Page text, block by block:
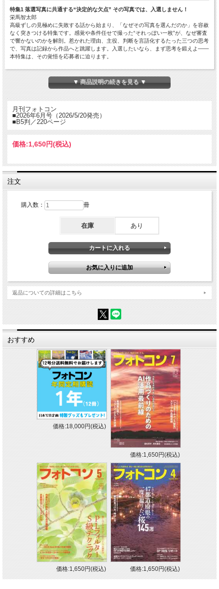
特集1 落選写真に共通する“決定的な欠点” その写真では、入選しません！
栄馬智太郎
高級ずしの見極めに失敗する話から始まり、「なぜその写真を選んだのか」を容赦
なく突きつける特集です。感覚や条件任せで撮った“それっぽい一枚”が、なぜ審査
で響かないのかを解剖。惹かれた理由、主役、判断を言語化するたった三つの思考
で、写真は記録から作品へと跳躍します。入選したいなら、まず思考を鍛えよ――
本特集は、その覚悟を応募者に迫ります。
特集2 写真家が教えるユウウツな季節の楽しみ方 雨の日撮影は準備が９割!
吉森信哉
出歩くだけで疲れるし、普段どおりの動きもしづらい……。そんな理由から、雨の
日の撮影を避けていませんか? しかし、適切なアイテムを用意し、雨が生み出す魅
撮影を楽しむための準備をわかりやすく解説します。
特集3 入選より「やめないこと」のほうが難しい フォトコンを続ける人の思考回路
浅田よしつぐ／橋本英幸／尾内泰、幸枝／近藤ゆき／加藤みちよ
フォトコンテストは入選することより、応募を続けることのほうが難しい。本特集
先にある写真が人生を豊かにする理由を探っていきます。
▼ 商品説明の続きを見る ▼
月刊フォトコン
■2026年6月号（2026/5/20発売）
■B5判／220ページ
価格:1,650円(税込)
注文
購入数： 冊
在庫 あり
返品についての詳細はこちら
おすすめ
価格:18,000円(税込)
価格:1,650円(税込)
価格:1,650円(税込) 価格:1,650円(税込)